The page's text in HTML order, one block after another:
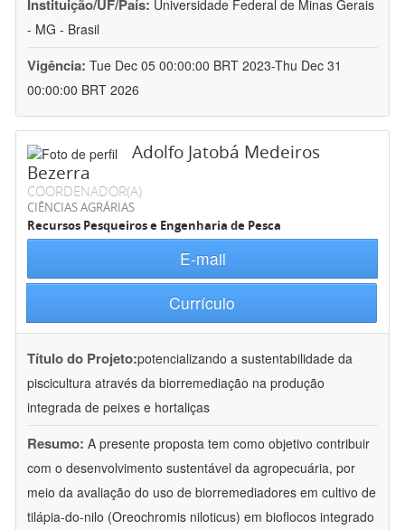
Instituição/UF/País: Universidade Federal de Minas Gerais
- MG - Brasil
Vigência: Tue Dec 05 00:00:00 BRT 2023-Thu Dec 31
00:00:00 BRT 2026
Adolfo Jatobá Medeiros
Bezerra
COORDENADOR(A)
CIÊNCIAS AGRÁRIAS
Recursos Pesqueiros e Engenharia de Pesca
E-mail
Currículo
Título do Projeto:potencializando a sustentabilidade da
piscicultura através da biorremediação na produção
integrada de peixes e hortaliças
Resumo: A presente proposta tem como objetivo contribuir
com o desenvolvimento sustentável da agropecuária, por
meio da avaliação do uso de biorremediadores em cultivo de
tilápia-do-nilo (Oreochromis niloticus) em bioflocos integrado